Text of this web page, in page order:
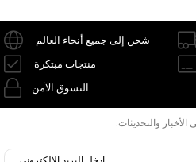
شحن إلى جميع أنحاء العالم
منتجات مبتكرة
التسوق الآمن
والتحديثات.